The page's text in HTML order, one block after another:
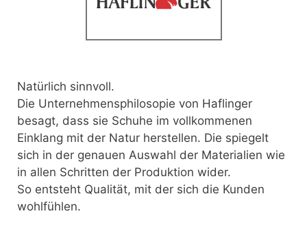
Natürlich sinnvoll.
Die Unternehmensphilosopie von Haflinger
besagt, dass sie Schuhe im vollkommenen
Einklang mit der Natur herstellen. Die spiegelt
sich in der genauen Auswahl der Materialien wie
in allen Schritten der Produktion wider.
So entsteht Qualität, mit der sich die Kunden
wohlfühlen.